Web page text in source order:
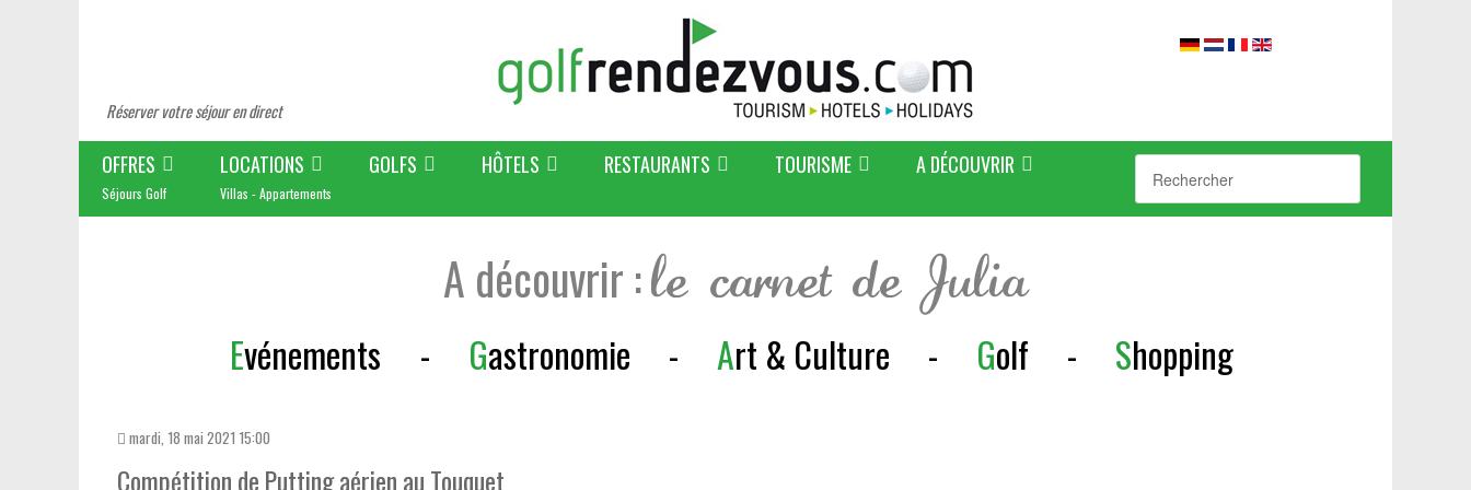
Réserver votre séjour en direct
OFFRES
Séjours Golf
LOCATIONS
Villas - Appartements
GOLFS HÔTELS RESTAURANTS TOURISME A DÉCOUVRIR
A découvrir : le carnet de Julia
Evénements - Gastronomie - Art & Culture - Golf - Shopping
mardi, 18 mai 2021 15:00
Compétition de Putting aérien au Touquet